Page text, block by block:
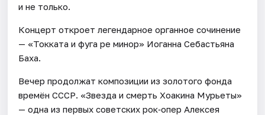
и не только.
Концерт откроет легендарное органное сочинение
— «Токката и фуга ре минор» Иоганна Себастьяна
Баха.
Вечер продолжат композиции из золотого фонда
времён СССР. «Звезда и смерть Хоакина Мурьеты»
— одна из первых советских рок‑опер Алексея